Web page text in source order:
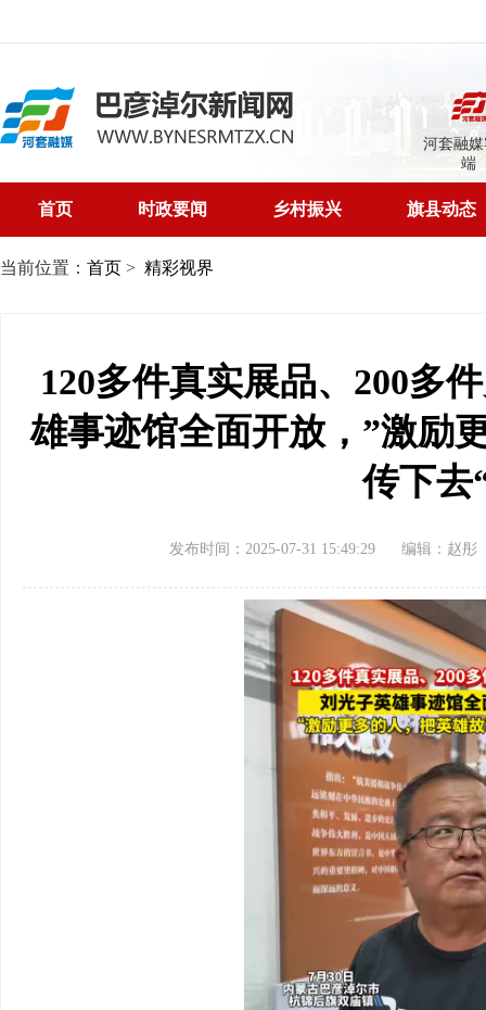
河套融
端
首页 时政要闻 乡村振兴 旗县动态
当前位置： 首页 > 精彩视界
120多件真实展品、200多
雄事迹馆全面开放，”激励
传下去
发布时间：2025-07-31 15:49:29 编辑：赵彤